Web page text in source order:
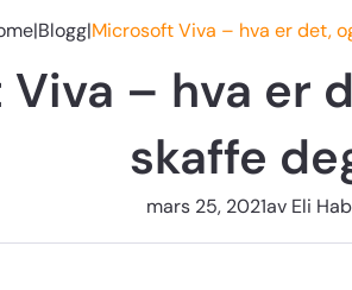
|Blogg|Microsoft Viva – hva er det,
– hva er
skaffe
mars 25, 2021avEli